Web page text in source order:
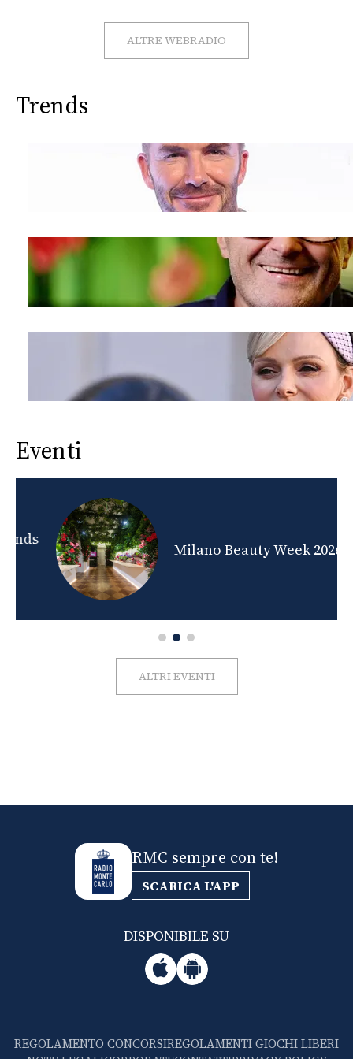
ALTRE WEBRADIO
Trends
Eventi
Milano Beauty Week 2026
ALTRI EVENTI
RMC sempre con te!
SCARICA L'APP
DISPONIBILE SU
REGOLAMENTO CONCORSIREGOLAMENTI GIOCHI LIBERI